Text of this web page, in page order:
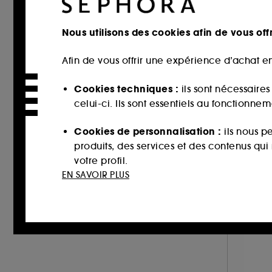
Sucré (20)
Poudré (16)
À
Nous utilisons des cookies afin de vous
Afin de vous offrir une expérience d’achat
Cookies techniques : ils sont
celui-ci. Ils sont essentiels au
Cookies de personnalisation : ils nous
produits, des services et des contenus
votre profil.
ils
EN SAVOIR PLUS